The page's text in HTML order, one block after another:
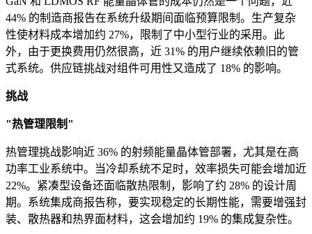
44% 的制造商报告在系统升级期间面临预算限制。生产复杂
性使材料成本增加约 27%，限制了中小型行业的采用。此
外，由于更换费用仍然很高，近 31% 的用户继续依赖旧的管
式系统。供应链挑战对组件可用性又造成了 18% 的影响。
挑战
"热管理限制"
热管理挑战影响近 36% 的射频能量晶体管部署，尤其是在高
功率工业系统中。当冷却系统不足时，效率损失可能会增加近
22%。紧凑型设备还面临散热限制，影响了约 28% 的设计周
期。系统集成商报告称，要实现稳定的长期性能，需要增强封
装、散热器和热界面材料，这会增加约 19% 的集成复杂性。